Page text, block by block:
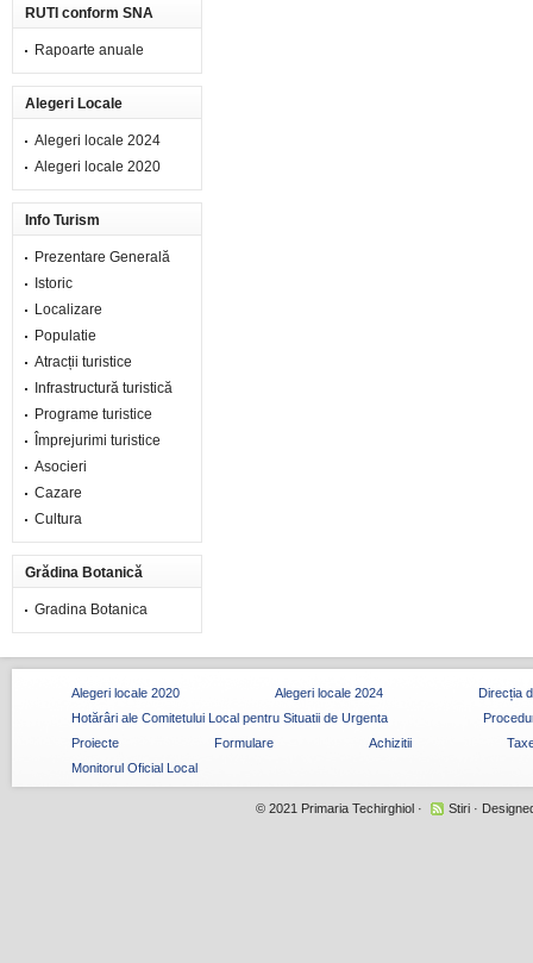
RUTI conform SNA
Rapoarte anuale
Alegeri Locale
Alegeri locale 2024
Alegeri locale 2020
Info Turism
Prezentare Generală
Istoric
Localizare
Populatie
Atracții turistice
Infrastructură turistică
Programe turistice
Împrejurimi turistice
Asocieri
Cazare
Cultura
Grădina Botanică
Gradina Botanica
Alegeri locale 2020 Alegeri locale 2024
Direcția
Hotărâri ale Comitetului Local pentru Situatii de Urgenta
Proiecte
Formulare Achizitii
Monitorul Oficial Local
© 2021 Primaria Techirghiol· Stiri·